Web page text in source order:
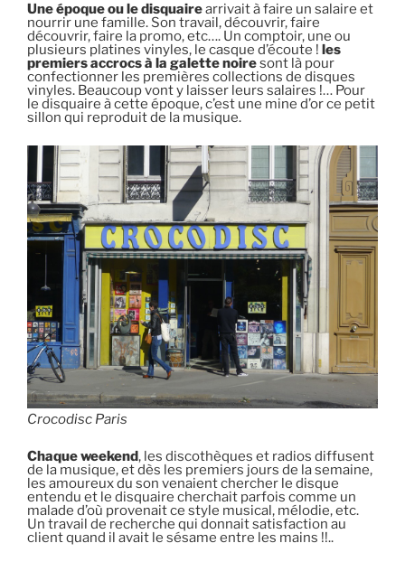
Une époque ou le disquairearrivait à faire un salaire et
nourrir une famille. Son travail, découvrir, faire
découvrir, faire la promo, etc…. Un comptoir, une ou
plusieurs platines vinyles, le casque d’écoute ! les
premiers accrocs à la galette noiresont là pour
confectionner les premières collections de disques
vinyles. Beaucoup vont y laisser leurs salaires !… Pour
le disquaire à cette époque, c’est une mine d’or ce petit
sillon qui reproduit de la musique.
Crocodisc Paris
Chaque weekend, les discothèques et radios diffusent
de la musique, et dès les premiers jours de la semaine,
les amoureux du son venaient chercher le disque
entendu et le disquaire cherchait parfois comme un
malade d’où provenait ce style musical, mélodie, etc.
Un travail de recherche qui donnait satisfaction au
client quand il avait le sésame entre les mains !!..